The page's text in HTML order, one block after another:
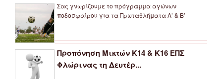
Σας γνωρίζουμε το πρόγραμμα αγώνων
ποδοσφαίρου για τα Πρωταθλήματα Α’ & Β’
Προπόνηση Μικτών Κ14 & Κ16 ΕΠΣ
Φλώρινας τη Δευτέρ...